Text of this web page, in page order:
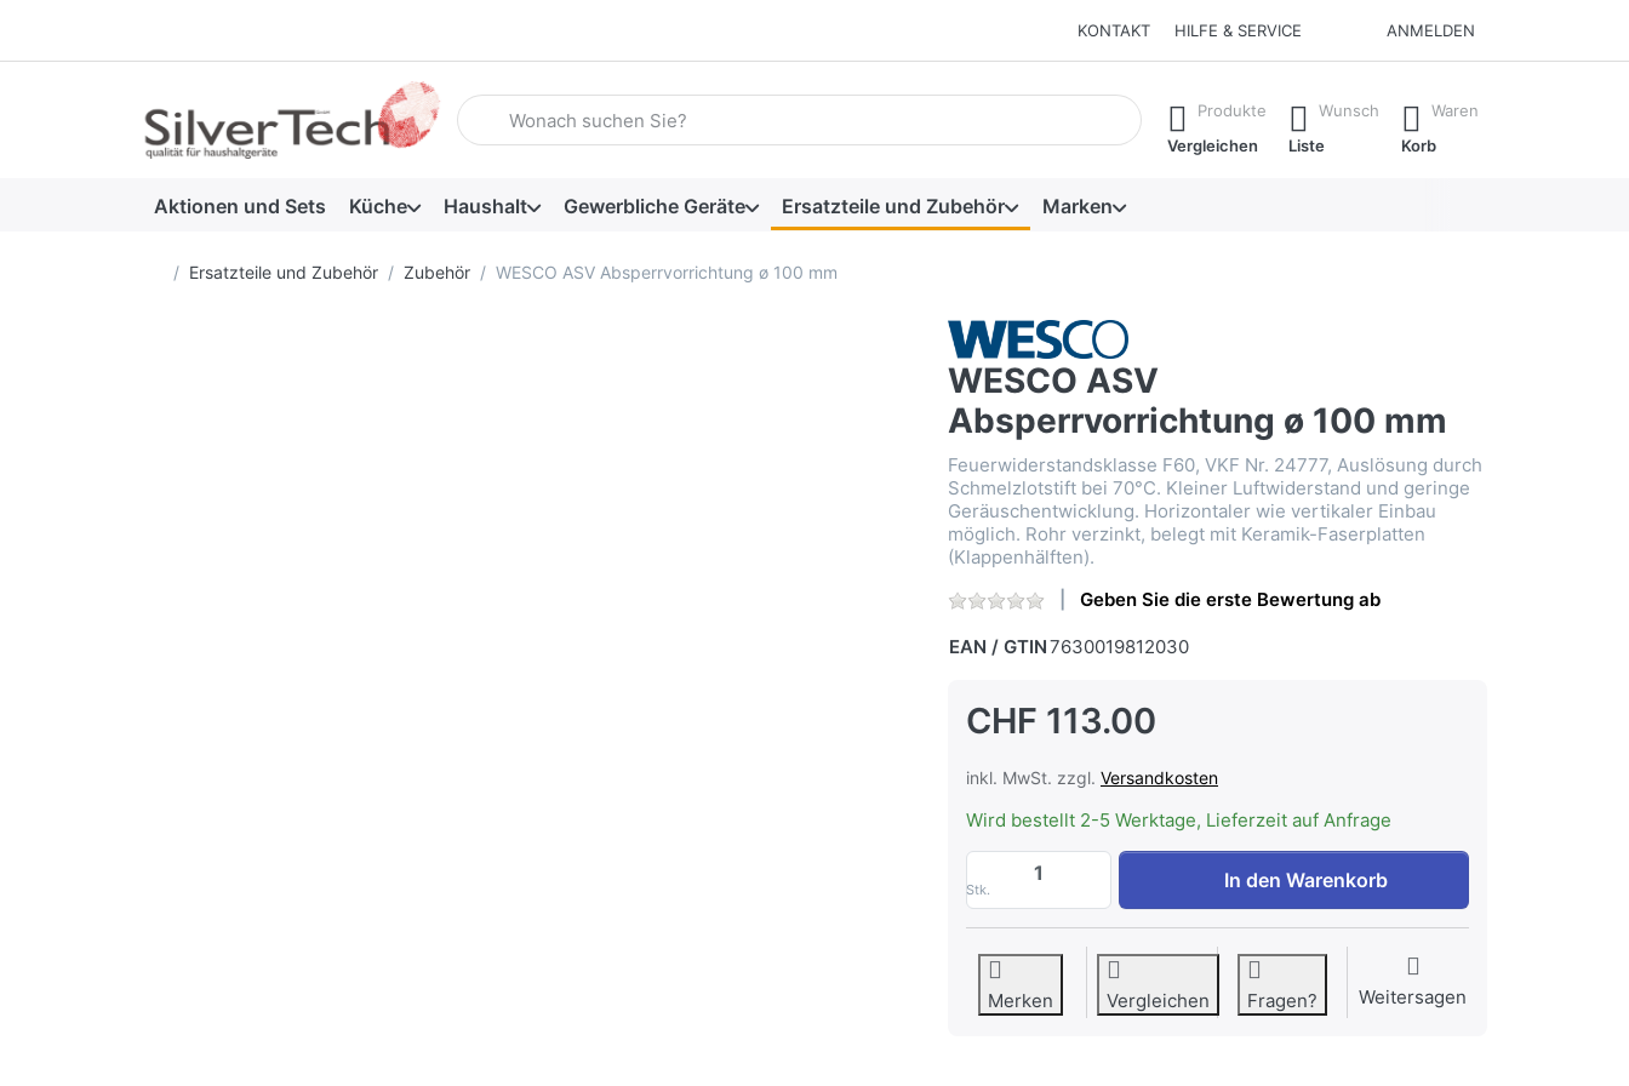
KONTAKT HILFE & SERVICE ANMELDEN
Geben Sie einen Suchbegriff ein. Während Sie tippen, erscheinen automatisch erste Ergebnisse. Drücken Sie die Eingabetaste, um alle
Produkte
Vergleichen
Wunsch
Liste
Waren
Korb
Aktionen und Sets Küche Haushalt Gewerbliche Geräte Ersatzteile und Zubehör Marken
Startseite
Ersatzteile und Zubehör Zubehör WESCO ASV Absperrvorrichtung ø 100 mm
WESCO ASV
Absperrvorrichtung ø 100 mm
Feuerwiderstandsklasse F60, VKF Nr. 24777, Auslösung durch
Schmelzlotstift bei 70°C. Kleiner Luftwiderstand und geringe
Geräuschentwicklung. Horizontaler wie vertikaler Einbau
möglich. Rohr verzinkt, belegt mit Keramik-Faserplatten
(Klappenhälften).
Geben Sie die erste Bewertung ab
EAN / GTIN7630019812030
CHF 113.00
inkl. MwSt. zzgl. Versandkosten
Wird bestellt 2-5 Werktage, Lieferzeit auf Anfrage
Stk.
WESCO ASV Absperrvorrichtung ø 100 mm zu CHF 113.00,
In den Warenkorb
Merken Vergleichen Fragen? Weitersagen